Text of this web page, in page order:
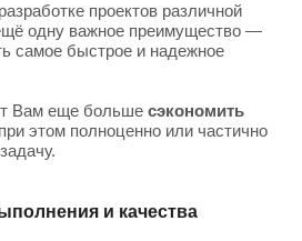
проектов различной
одну важное преимущество —
самое быстрое и надежное
Вам еще больше сэкономить
этом полноценно или частично
и качества